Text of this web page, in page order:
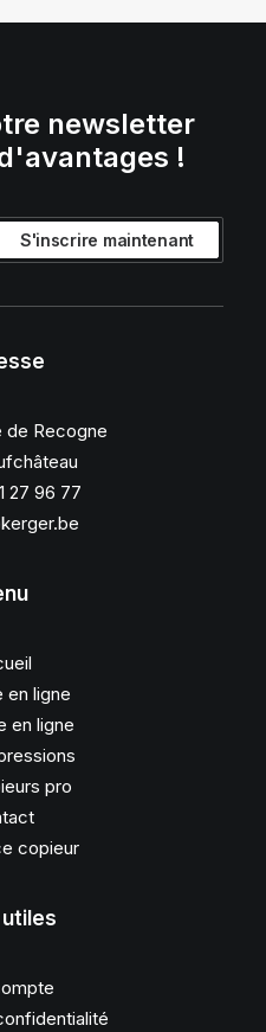
newsletter
!
de Recogne
27 96 77
en ligne
en ligne
pro
copieur
utiles